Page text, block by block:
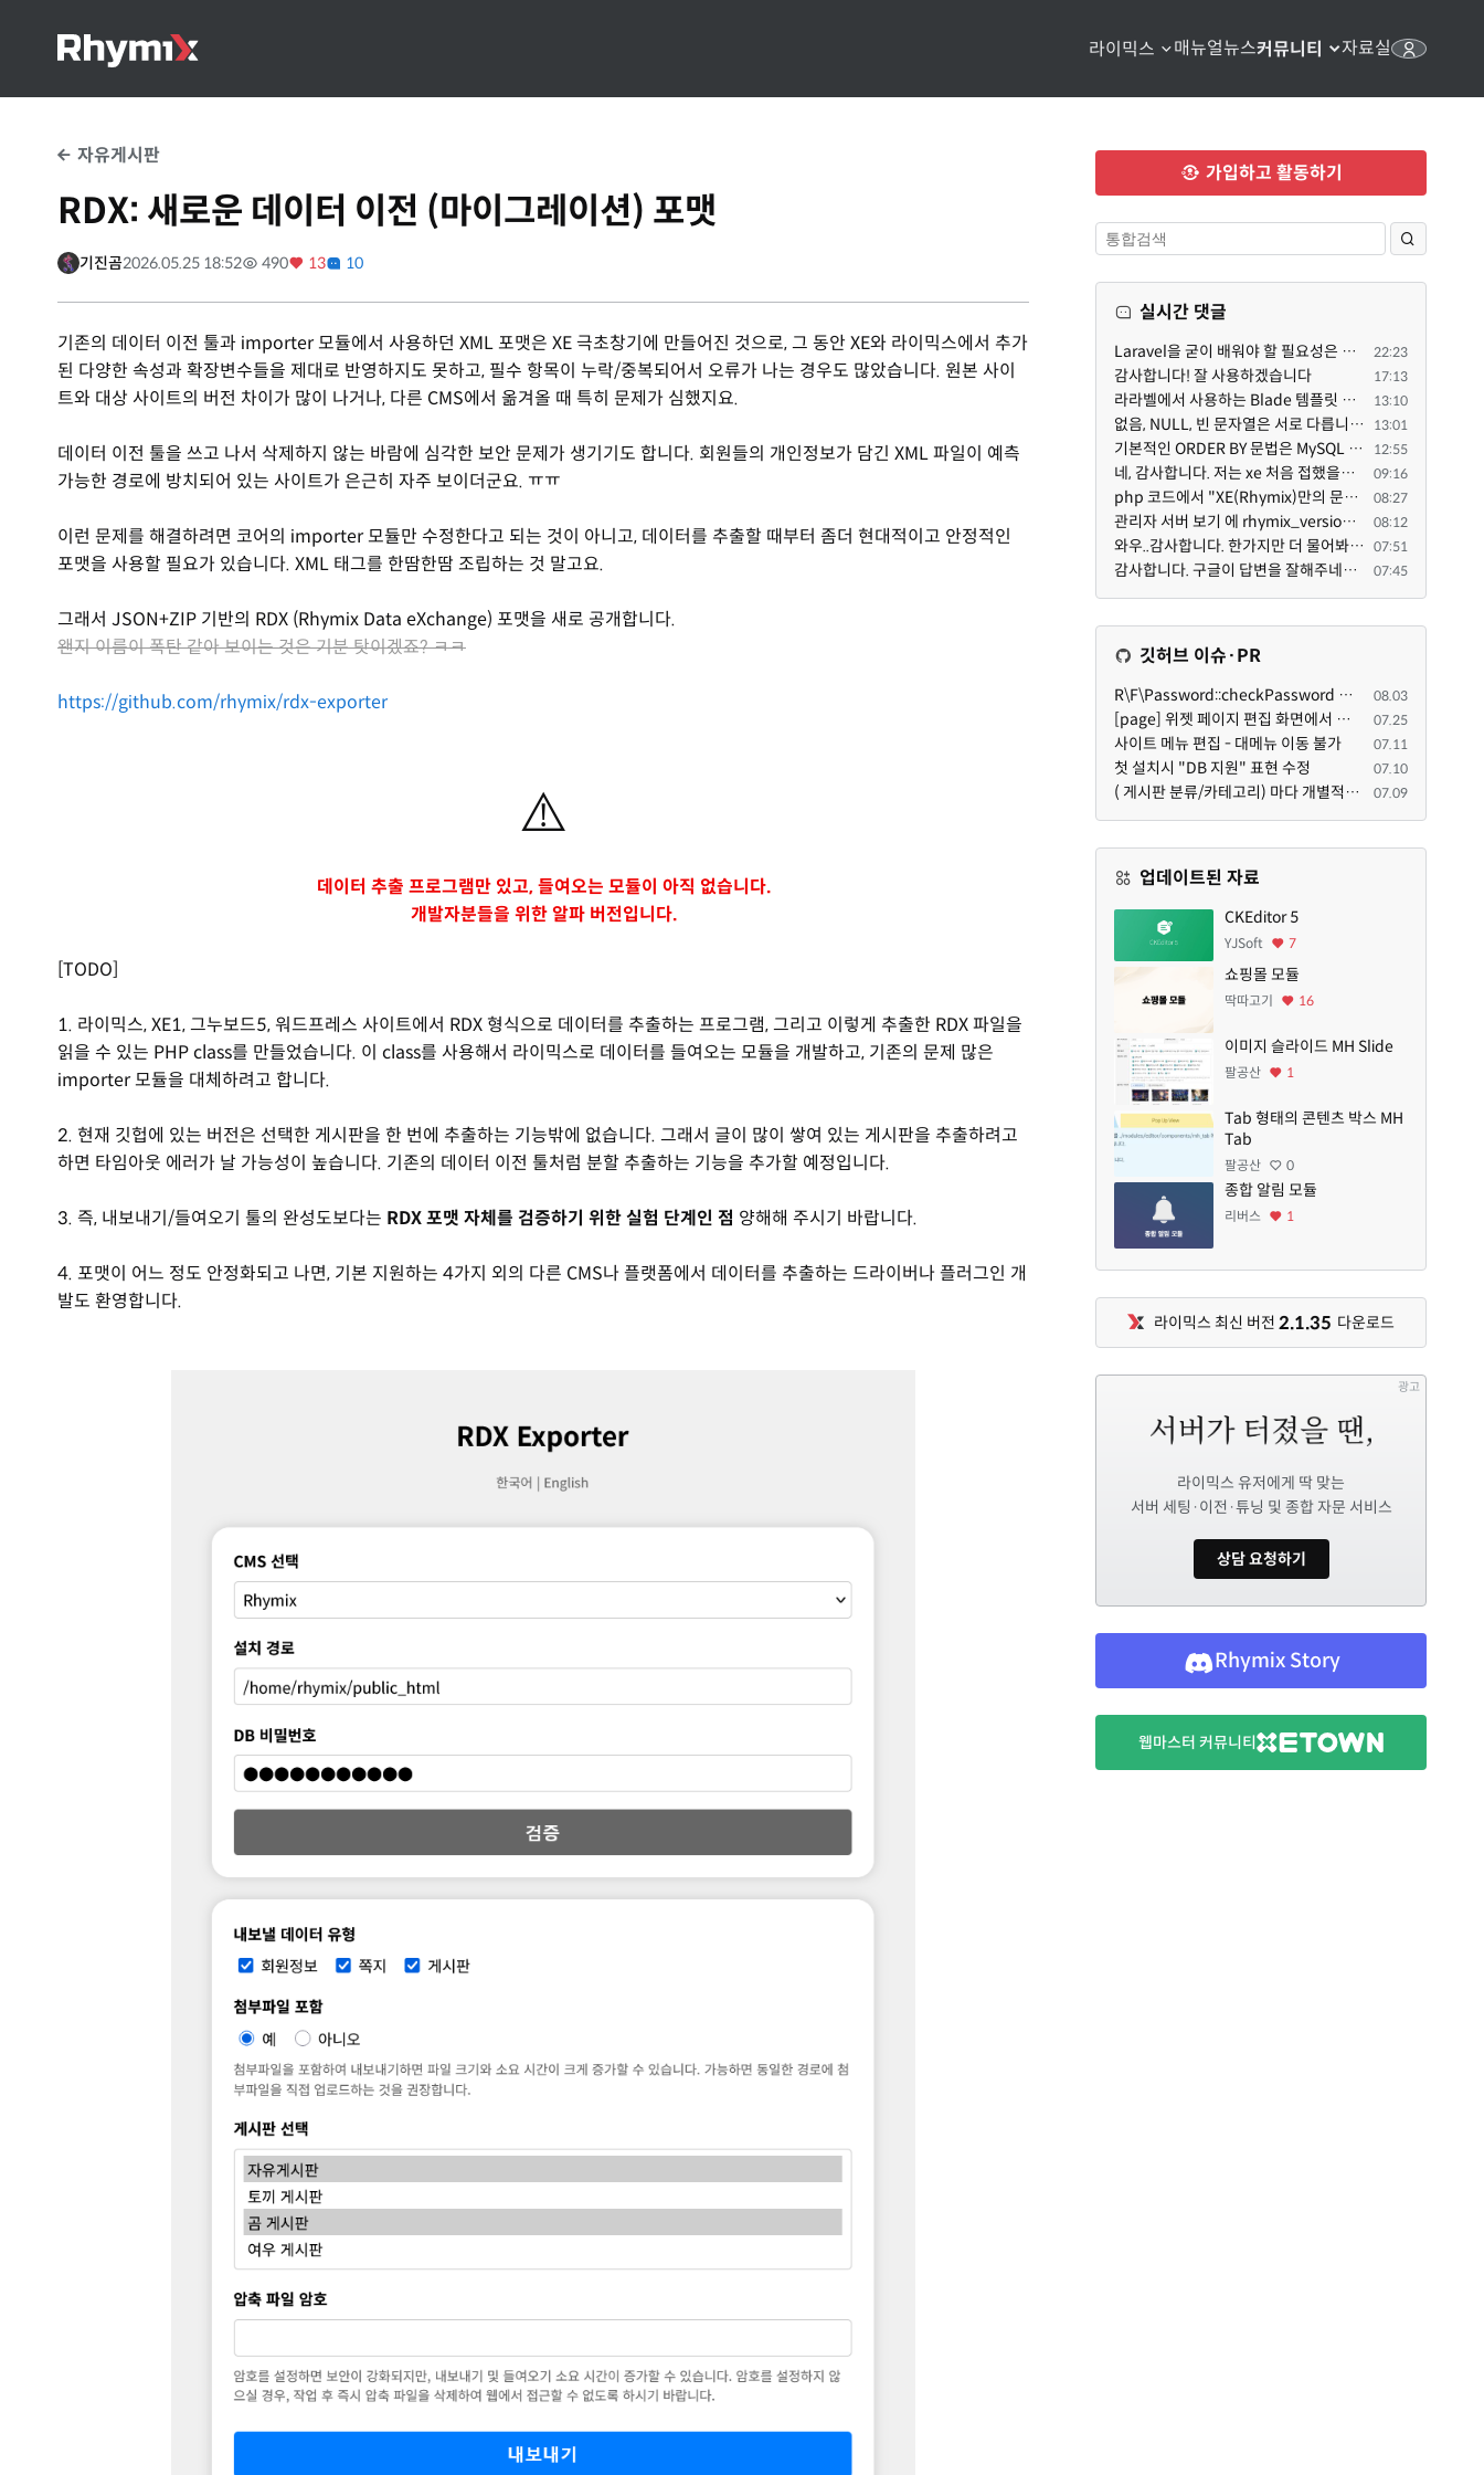
라이믹스 매뉴얼뉴스커뮤니티 자료실
자유게시판
RDX: 새로운 데이터 이전 (마이그레이션) 포맷
기진곰2026.05.25 18:52 490 13 10
기존의 데이터 이전 툴과 importer 모듈에서 사용하던 XML 포맷은 XE 극초창기에 만들어진 것으로, 그 동안 XE와 라이믹스에서 추가
된 다양한 속성과 확장변수들을 제대로 반영하지도 못하고, 필수 항목이 누락/중복되어서 오류가 나는 경우도 많았습니다. 원본 사이
트와 대상 사이트의 버전 차이가 많이 나거나, 다른 CMS에서 옮겨올 때 특히 문제가 심했지요.
데이터 이전 툴을 쓰고 나서 삭제하지 않는 바람에 심각한 보안 문제가 생기기도 합니다. 회원들의 개인정보가 담긴 XML 파일이 예측
가능한 경로에 방치되어 있는 사이트가 은근히 자주 보이더군요. ㅠㅠ
이런 문제를 해결하려면 코어의 importer 모듈만 수정한다고 되는 것이 아니고, 데이터를 추출할 때부터 좀더 현대적이고 안정적인
포맷을 사용할 필요가 있습니다. XML 태그를 한땀한땀 조립하는 것 말고요.
그래서 JSON+ZIP 기반의 RDX (Rhymix Data eXchange) 포맷을 새로 공개합니다.
왠지 이름이 폭탄 같아 보이는 것은 기분 탓이겠죠? ㅋㅋ
https://github.com/rhymix/rdx-exporter
⚠️
데이터 추출 프로그램만 있고, 들여오는 모듈이 아직 없습니다.
개발자분들을 위한 알파 버전입니다.
[TODO]
1. 라이믹스, XE1, 그누보드5, 워드프레스 사이트에서 RDX 형식으로 데이터를 추출하는 프로그램, 그리고 이렇게 추출한 RDX 파일을
읽을 수 있는 PHP class를 만들었습니다. 이 class를 사용해서 라이믹스로 데이터를 들여오는 모듈을 개발하고, 기존의 문제 많은
importer 모듈을 대체하려고 합니다.
2. 현재 깃헙에 있는 버전은 선택한 게시판을 한 번에 추출하는 기능밖에 없습니다. 그래서 글이 많이 쌓여 있는 게시판을 추출하려고
하면 타임아웃 에러가 날 가능성이 높습니다. 기존의 데이터 이전 툴처럼 분할 추출하는 기능을 추가할 예정입니다.
3. 즉, 내보내기/들여오기 툴의 완성도보다는 RDX 포맷 자체를 검증하기 위한 실험 단계인 점 양해해 주시기 바랍니다.
4. 포맷이 어느 정도 안정화되고 나면, 기본 지원하는 4가지 외의 다른 CMS나 플랫폼에서 데이터를 추출하는 드라이버나 플러그인 개
발도 환영합니다.
가입하고 활동하기
실시간 댓글
Laravel을 굳이 배워야 할 필요성은 없습니다만, Class기반의 객체 지향 프로그래밍과, PSR-4라는 Composer... 22:23
감사합니다! 잘 사용하겠습니다 17:13
라라벨에서 사용하는 Blade 템플릿 문법을 라이믹스에서도 일부분 도입하였는데, 양쪽의 템플릿 매뉴얼 분량... 13:10
없음, NULL, 빈 문자열은 서로 다릅니다. 예전에는 대충 써도 서로 통용되었지만, 그것 때문에 버그나 보안... 13:01
기본적인 ORDER BY 문법은 MySQL 초기 버전이든 MariaDB 최신 버전이든 차이가 없습니다. 라이믹스 게시판에... 12:55
네, 감사합니다. 저는 xe 처음 접했을때 XE 문법으로 만들었다고 해서 xe코드들이 php와 전혀 다른것 같이 ... 09:16
php 코드에서 "XE(Rhymix)만의 문법"이라는건 존재하지도 않고 별도의 인터프리터를 만들지 않는한 쓸 수도 ... 08:27
관리자 서버 보기 에 rhymix_version : 2.1.35 php : 7.4.3 (64-bit) db.type : mysql (innodb, utf8mb4) db... 08:12
와우..감사합니다. 한가지만 더 물어봐도 되겠는지요. Password.php 파일안에 클래스와 함수들은 순수 php ... 07:51
감사합니다. 구글이 답변을 잘해주네요. 저는 지금까지 md5 에 머물러 있었네요. md5는 구석기 알고리즘이 ... 07:45
깃허브 이슈·PR
R\F\Password::checkPassword 함수 해시 알고리즘을 암시적으로 호출하는 경우 Argon2id 해시 비교 실패 08.03
[page] 위젯 페이지 편집 화면에서 위젯이 Context의 module_info를 덮어쓰면 저장이 ERR_ACT_IS_NOT_STANDALONE으로 실패 07.25
사이트 메뉴 편집 - 대메뉴 이동 불가 07.11
첫 설치시 "DB 지원" 표현 수정 07.10
( 게시판 분류/카테고리) 마다 개별적으로 타이틀브라우저 제목 및 seo설명 넣을 수 있으면 어떨지 해서 글 등록해봅니다. 07.09
업데이트된 자료
CKEditor 5
YJSoft 7
쇼핑몰 모듈
딱따고기 16
이미지 슬라이드 MH Slide
팔공산 1
Tab 형태의 콘텐츠 박스 MH
Tab
팔공산 0
종합 알림 모듈
리버스 1
라이믹스 최신 버전 2.1.35 다운로드
광고
라이믹스 유저에게 딱 맞는
서버 세팅·이전·튜닝 및 종합 자문 서비스
상담 요청하기
Rhymix Story
웹마스터 커뮤니티